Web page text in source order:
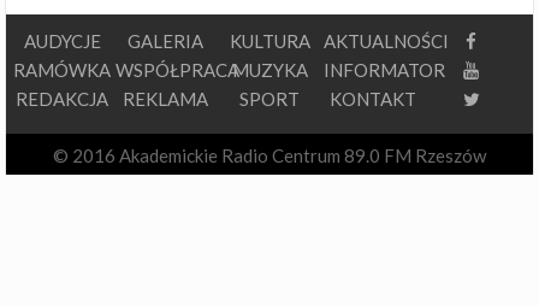
AUDYCJE
RAMÓWKA
REDAKCJA
GALERIA
WSPÓŁPRACA
REKLAMA
KULTURA
MUZYKA
SPORT
AKTUALNOŚCI
INFORMATOR
KONTAKT
© 2016 Akademickie Radio Centrum 89.0 FM Rzeszów